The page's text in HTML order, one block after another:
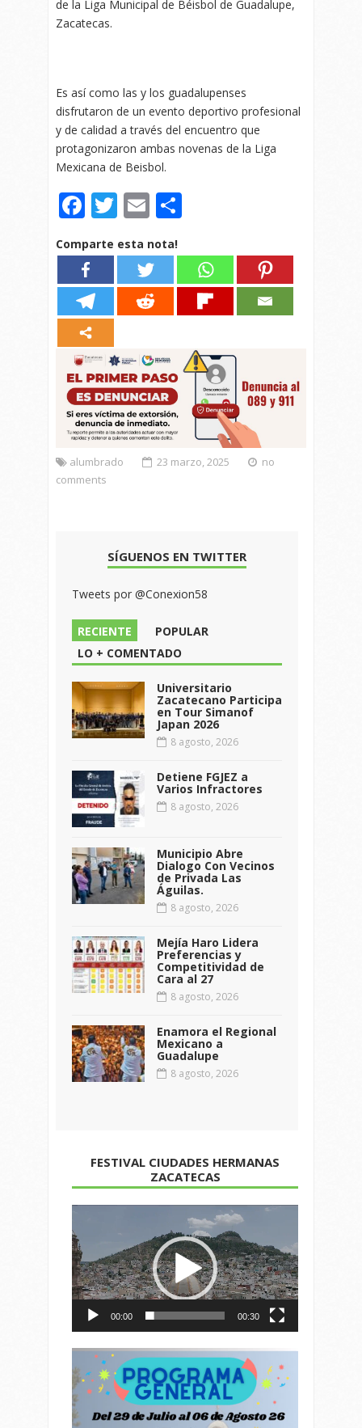
de la Liga Municipal de Béisbol de Guadalupe,
Zacatecas.
Es así como las y los guadalupenses
disfrutaron de un evento deportivo profesional
y de calidad a través del encuentro que
protagonizaron ambas novenas de la Liga
Mexicana de Beisbol.
Facebook
Twitter
Email
Comparte esta nota!
alumbrado 23 marzo, 2025
no
comments
SÍGUENOS EN TWITTER
Tweets por @Conexion58
RECIENTE
POPULAR
LO + COMENTADO
Universitario
Zacatecano Participa
en Tour Simanof
Japan 2026
8 agosto, 2026
Detiene FGJEZ a
Varios Infractores
8 agosto, 2026
Municipio Abre
Dialogo Con Vecinos
de Privada Las
Águilas.
8 agosto, 2026
Mejía Haro Lidera
Preferencias y
Competitividad de
Cara al 27
8 agosto, 2026
Enamora el Regional
Mexicano a
Guadalupe
8 agosto, 2026
FESTIVAL CIUDADES HERMANAS
ZACATECAS
de
vídeo
00:00 00:30